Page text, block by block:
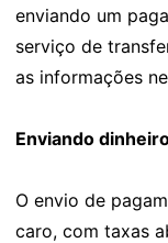
enviando um
serviço de
as informações
Enviando
O envio de
caro, com taxas